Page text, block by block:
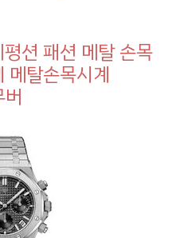
션 패션 메탈 손목
메탈손목시계